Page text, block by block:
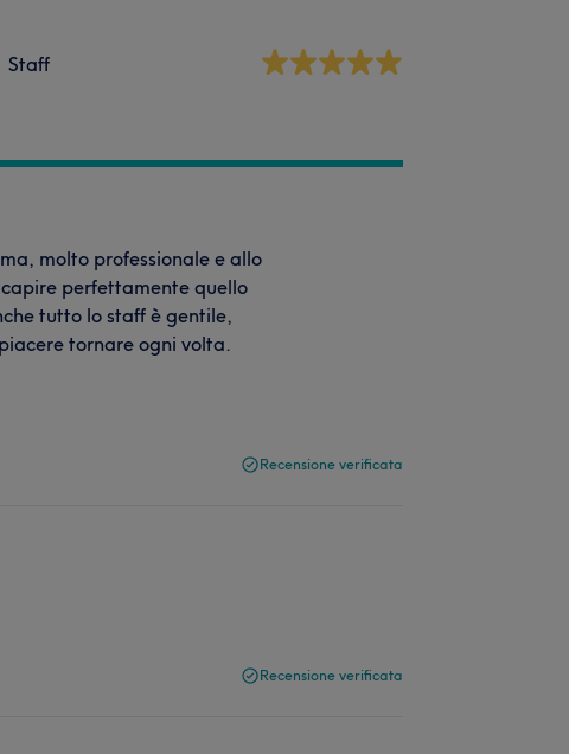
Staff
molto professionale e allo
perfettamente quello
tutto lo staff è gentile,
tornare ogni volta.
Recensione verificata
Recensione verificata